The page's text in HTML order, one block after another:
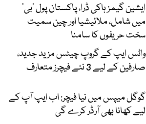
ایشین گیمز ہاکی ڈرا، پاکستان پول ’بی‘
میں شامل، ملائیشیا اور چین سمیت
سخت حریفوں کا سامنا
واٹس ایپ کے گروپ چیٹس مزید جدید،
صارفین کے لیے 3 نئے فیچرز متعارف
گوگل میپس میں نیا فیچر: اب ایپ آپ کے
لیے کھانا بھی آرڈر کرے گی